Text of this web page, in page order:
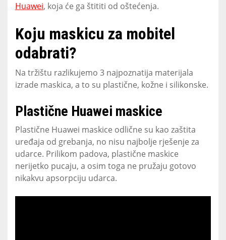
Huawei, koja će ga štititi od oštećenja.
Koju maskicu za mobitel
odabrati?
Na tržištu razlikujemo 3 najpoznatija materijala
izrade maskica, a to su plastične, kožne i silikonske.
Plastične Huawei maskice
Plastične Huawei maskice odlične su kao zaštita
uređaja od grebanja, no nisu najbolje rješenje za
udarce. Prilikom padova, plastične maskice
nerijetko pucaju, a osim toga ne pružaju gotovo
nikakvu apsorpciju udarca.